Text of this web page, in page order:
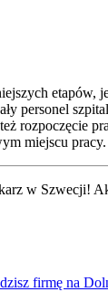
personel
rozpoczęcie
miejscu pracy.
w Szwecji!
firmę na